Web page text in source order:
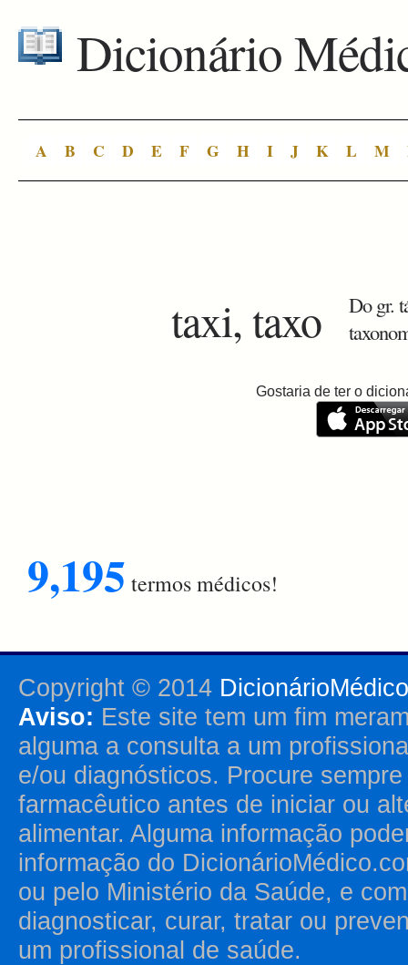
Dicionário
A B C D E F G H I J K L M
taxi, taxo
Do gr.
Gostaria de ter o
9,195 termos médicos!
Copyright © 2014
Aviso: Este site tem um fim
alguma a consulta a um
e/ou diagnósticos. Procure
farmacêutico antes de iniciar ou
alimentar. Alguma informação
informação do
ou pelo Ministério da Saúde, e
diagnosticar, curar, tratar ou
um profissional de saúde.